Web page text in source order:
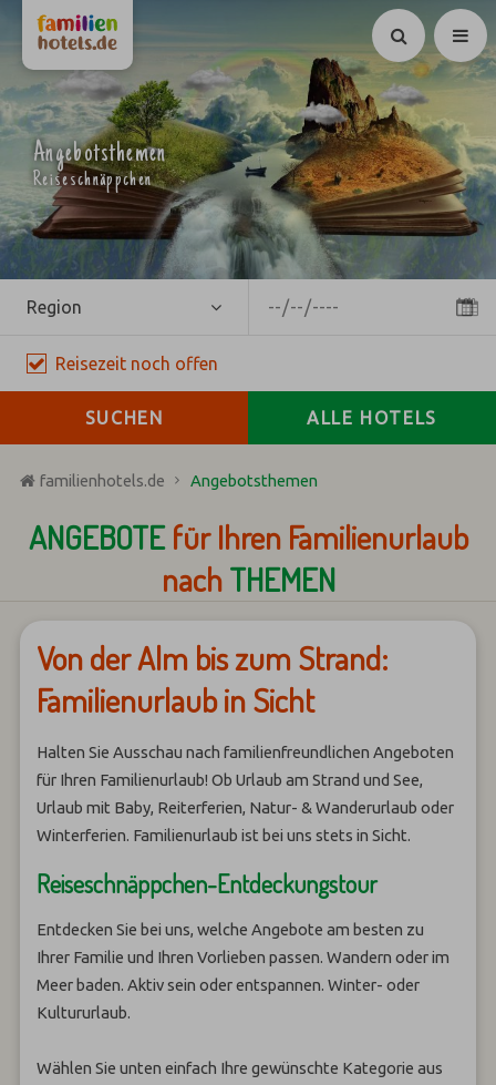
Suchen
Angebotsthemen
Reiseschnäppchen
Region
Reisezeit noch offen
SUCHEN ALLE HOTELS
familienhotels.de Angebotsthemen
ANGEBOTEfür Ihren Familienurlaub
nachTHEMEN
Von der Alm bis zum Strand:
Familienurlaub in Sicht
Halten Sie Ausschau nach familienfreundlichen Angeboten
für Ihren Familienurlaub! Ob Urlaub am Strand und See,
Urlaub mit Baby, Reiterferien, Natur- & Wanderurlaub oder
Winterferien. Familienurlaub ist bei uns stets in Sicht.
Reiseschnäppchen-Entdeckungstour
Entdecken Sie bei uns, welche Angebote am besten zu
Ihrer Familie und Ihren Vorlieben passen. Wandern oder im
Meer baden. Aktiv sein oder entspannen. Winter- oder
Kultururlaub.
Wählen Sie unten einfach Ihre gewünschte Kategorie aus